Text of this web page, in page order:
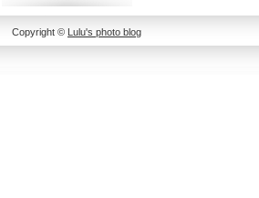
Copyright © Lulu's photo blog